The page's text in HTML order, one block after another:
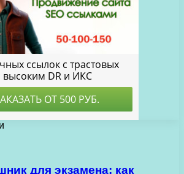
для экзамена: как